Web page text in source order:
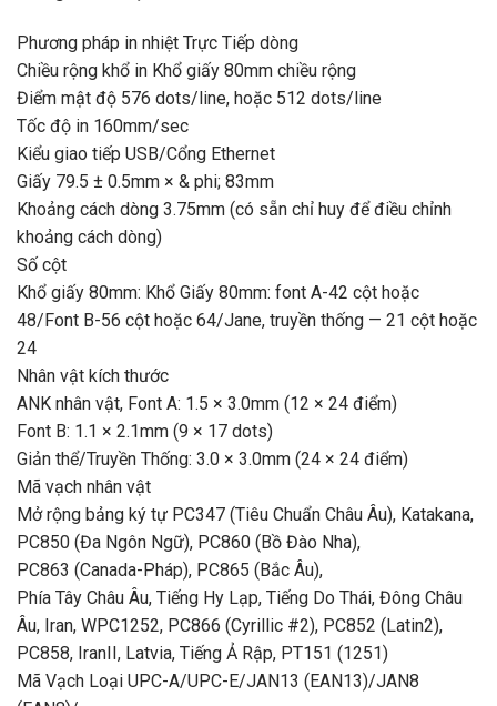
Phương pháp in nhiệt Trực Tiếp dòng
Chiều rộng khổ in Khổ giấy 80mm chiều rộng
Điểm mật độ 576 dots/line, hoặc 512 dots/line
Tốc độ in 160mm/sec
Kiểu giao tiếp USB/Cổng Ethernet
Giấy 79.5 ± 0.5mm × & phi; 83mm
Khoảng cách dòng 3.75mm (có sẵn chỉ huy để điều chỉnh
khoảng cách dòng)
Số cột
Khổ giấy 80mm: Khổ Giấy 80mm: font A-42 cột hoặc
48/Font B-56 cột hoặc 64/Jane, truyền thống — 21 cột hoặc
24
Nhân vật kích thước
ANK nhân vật, Font A: 1.5 × 3.0mm (12 × 24 điểm)
Font B: 1.1 × 2.1mm (9 × 17 dots)
Giản thể/Truyền Thống: 3.0 × 3.0mm (24 × 24 điểm)
Mã vạch nhân vật
Mở rộng bảng ký tự PC347 (Tiêu Chuẩn Châu Âu), Katakana,
PC850 (Đa Ngôn Ngữ), PC860 (Bồ Đào Nha),
PC863 (Canada-Pháp), PC865 (Bắc Âu),
Phía Tây Châu Âu, Tiếng Hy Lạp, Tiếng Do Thái, Đông Châu
Âu, Iran, WPC1252, PC866 (Cyrillic #2), PC852 (Latin2),
PC858, IranII, Latvia, Tiếng Ả Rập, PT151 (1251)
Mã Vạch Loại UPC-A/UPC-E/JAN13 (EAN13)/JAN8